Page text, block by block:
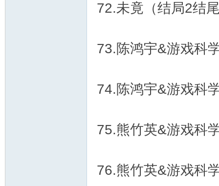
72.未竟（结局2结
73.陈鸿宇&游戏科
74.陈鸿宇&游戏科
75.熊竹英&游戏科
76.熊竹英&游戏科